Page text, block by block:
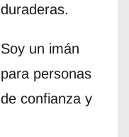
duraderas.
Soy un imán
para personas
de confianza y